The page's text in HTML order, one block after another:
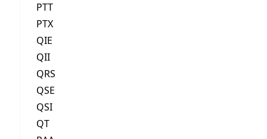
PTT
PTX
QIE
QII
QRS
QSE
QSI
QT